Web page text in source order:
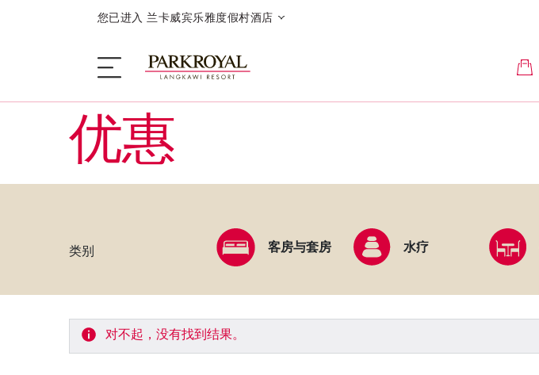
您已进入 兰卡威宾乐雅度假村酒店
度假村
餐饮
享受
优惠
类别 客房与套房 水疗
对不起，没有找到结果。